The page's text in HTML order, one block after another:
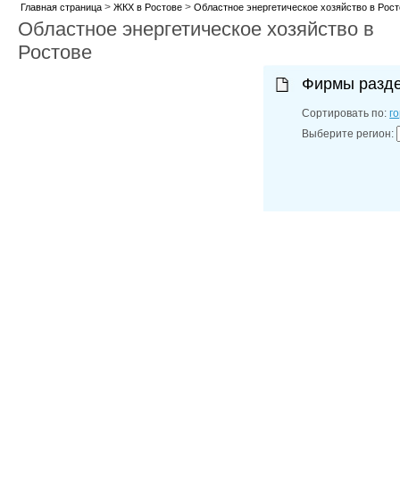
Главная страница> ЖКХ в Ростове> Областное энергетическое хозяйство в
Областное энергетическое хозяйство в
Ростове
Фирмы
Сортировать по:
Выберите регион: